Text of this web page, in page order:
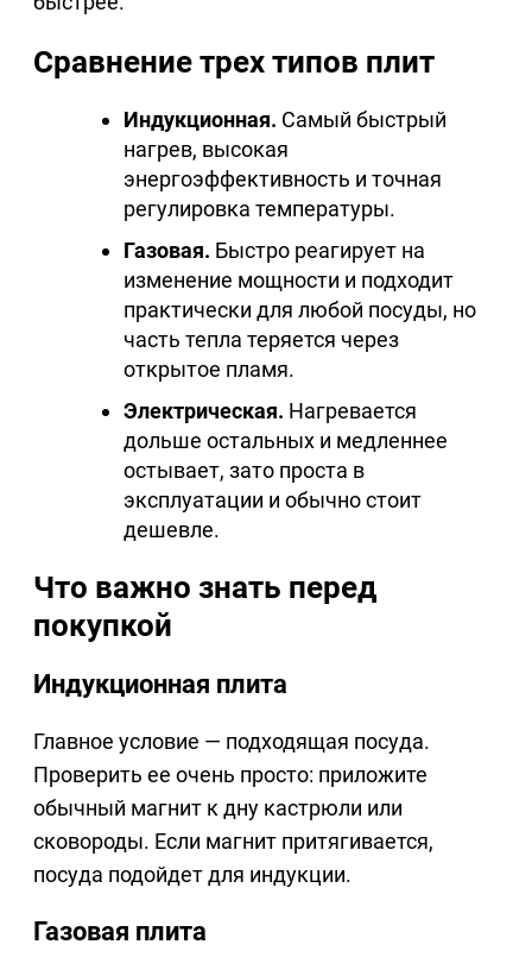
Сравнение трех типов плит
Индукционная. Самый быстрый
нагрев, высокая
энергоэффективность и точная
регулировка температуры.
Газовая. Быстро реагирует на
изменение мощности и подходит
практически для любой посуды, но
часть тепла теряется через
открытое пламя.
Электрическая. Нагревается
дольше остальных и медленнее
остывает, зато проста в
эксплуатации и обычно стоит
дешевле.
Что важно знать перед
покупкой
Индукционная плита
Главное условие — подходящая посуда.
Проверить ее очень просто: приложите
обычный магнит к дну кастрюли или
сковороды. Если магнит притягивается,
посуда подойдет для индукции.
Газовая плита